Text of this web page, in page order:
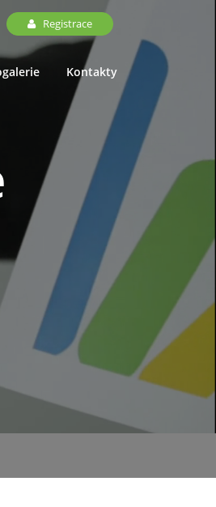
Registrace
Kontakty